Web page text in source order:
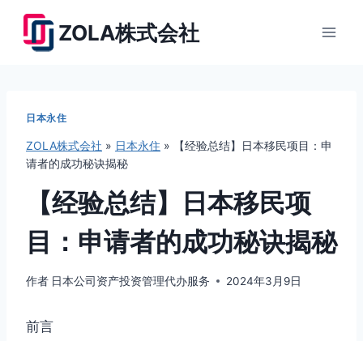
ZOLA株式会社
日本永住
ZOLA株式会社 » 日本永住 »
【经验总结】日本移民项目：申
请者的成功秘诀揭秘
【经验总结】日本移民项
目：申请者的成功秘诀揭秘
作者 日本公司资产投资管理代办服务 2024年3月9日
前言